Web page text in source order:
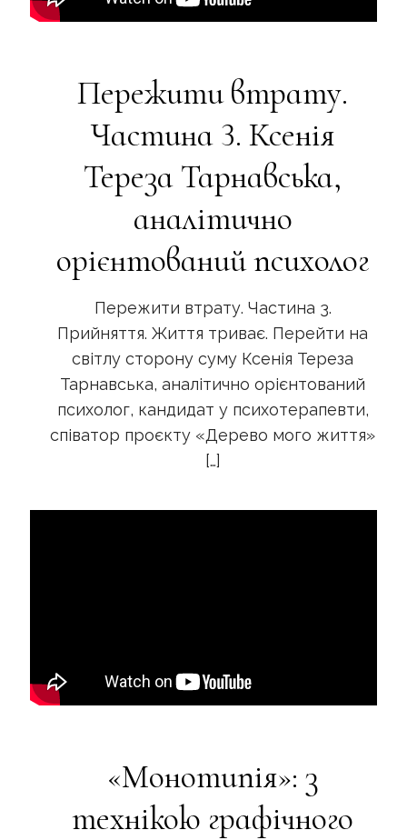
Пережити втрату.
Частина 3. Ксенія
Тереза Тарнавська,
аналітично
орієнтований психолог
Пережити втрату. Частина 3.
Прийняття. Життя триває. Перейти на
світлу сторону суму Ксенія Тереза
Тарнавська, аналітично орієнтований
психолог, кандидат у психотерапевти,
співатор проєкту «Дерево мого життя»
[…]
«Монотипія»: з
технікою графічного